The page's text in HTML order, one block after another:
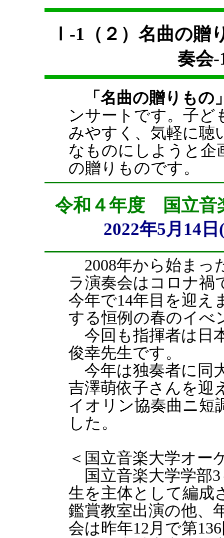
Ⅰ-1（２）名曲の
奏会-
「名曲の贈りもの
ンサートです。子ど
みやすく、気軽に聴
なものにしようと企
の贈りものです。
令和４年度 国立音
2022年5月14
2008年から始まっ
ラ演奏会はコロナ禍
今年で14年目を迎え
する恒例の春のイべ
今回も指揮者は日
俊幸先生です。
今年は独奏者に同
吉澤萌依子さんを迎
イオリン協奏曲ニ短
した。
＜国立音楽大学オー
国立音楽大学学部3
生を主体として編成
鑑賞教室出演の他、
会は昨年12月で第